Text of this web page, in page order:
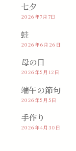
七夕
2026年7月7日
蛙
2026年6月26日
母の日
2026年5月12日
端午の節句
2026年5月5日
手作り
2026年4月30日